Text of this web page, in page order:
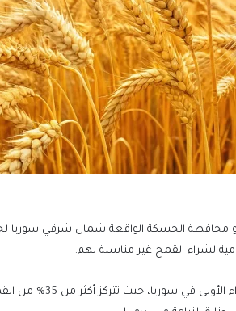
الحسكة الواقعة شمال شرقي سوريا
لشراء القمح غير مناسبة لهم.
وتعتبر حقول منطقة